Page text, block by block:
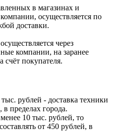
в магазинах и
осуществляется по
доставки.
через
компании, на заранее
счёт покупателя.
рублей - доставка техники
в пределах города.
10 тыс. рублей, то
от 450 рублей, в